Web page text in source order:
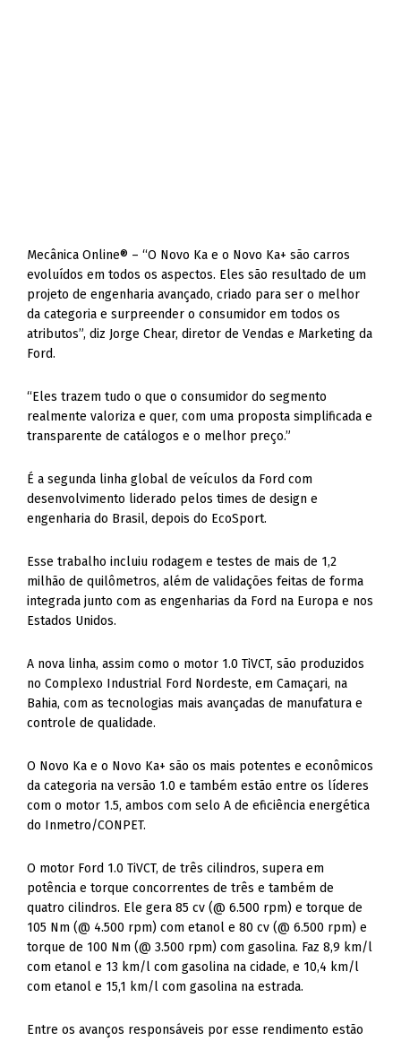
Mecânica Online® – “O Novo Ka e o Novo Ka+ são carros
evoluídos em todos os aspectos. Eles são resultado de um
projeto de engenharia avançado, criado para ser o melhor
da categoria e surpreender o consumidor em todos os
atributos”, diz Jorge Chear, diretor de Vendas e Marketing da
Ford.
“Eles trazem tudo o que o consumidor do segmento
realmente valoriza e quer, com uma proposta simplificada e
transparente de catálogos e o melhor preço.”
É a segunda linha global de veículos da Ford com
desenvolvimento liderado pelos times de design e
engenharia do Brasil, depois do EcoSport.
Esse trabalho incluiu rodagem e testes de mais de 1,2
milhão de quilômetros, além de validações feitas de forma
integrada junto com as engenharias da Ford na Europa e nos
Estados Unidos.
A nova linha, assim como o motor 1.0 TiVCT, são produzidos
no Complexo Industrial Ford Nordeste, em Camaçari, na
Bahia, com as tecnologias mais avançadas de manufatura e
controle de qualidade.
O Novo Ka e o Novo Ka+ são os mais potentes e econômicos
da categoria na versão 1.0 e também estão entre os líderes
com o motor 1.5, ambos com selo A de eficiência energética
do Inmetro/CONPET.
O motor Ford 1.0 TiVCT, de três cilindros, supera em
potência e torque concorrentes de três e também de
quatro cilindros. Ele gera 85 cv (@ 6.500 rpm) e torque de
105 Nm (@ 4.500 rpm) com etanol e 80 cv (@ 6.500 rpm) e
torque de 100 Nm (@ 3.500 rpm) com gasolina. Faz 8,9 km/l
com etanol e 13 km/l com gasolina na cidade, e 10,4 km/l
com etanol e 15,1 km/l com gasolina na estrada.
Entre os avanços responsáveis por esse rendimento estão